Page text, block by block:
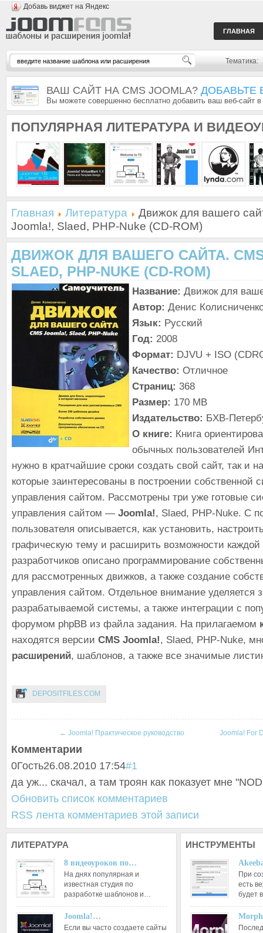
Добавь виджет на Яндекс
ГЛАВНАЯ
Тематика:
ВАШ САЙТ НА CMS JOOMLA? ДОБАВЬТЕ
Вы можете совершенно бесплатно добавить ваш веб-сайт
ПОПУЛЯРНАЯ ЛИТЕРАТУРА И
Главная Литература
Движок для вашего
Joomla!, Slaed, PHP-Nuke (CD-ROM)
ДВИЖОК ДЛЯ ВАШЕГО САЙТА. CMS
SLAED, PHP-NUKE (CD-ROM)
Название: Движок для
Автор: Денис
Язык: Русский
Год: 2008
Формат: DJVU + ISO
Качество: Отличное
Страниц: 368
Размер: 170 MB
Издательство: БХВ-
О книге: Книга
обычных пользователей
нужно в кратчайшие сроки создать свой сайт, так и
которые заинтересованы в построении собственной
управления сайтом. Рассмотрены три уже готовые
управления сайтом — Joomla!, Slaed, PHP-Nuke. С
пользователя описывается, как установить,
графическую тему и расширить возможности
разработчиков описано программирование
для рассмотренных движков, а также создание
управления сайтом. Отдельное внимание уделяется
разрабатываемой системы, а также интеграции с
форумом phpBB из файла задания. На прилагаемом
находятся версии CMS Joomla!, Slaed, PHP-Nuke,
расширений, шаблонов, а также все значимые
DEPOSITFILES.COM
← Joomla! Практическое руководство Joomla! For
Комментарии
0Гость26.08.2010 17:54#1
да уж... скачал, а там троян как показует мне
Обновить список комментариев
RSS лента комментариев этой записи
ЛИТЕРАТУРА
8 видеоуроков по…
На днях популярная и
известная студия по
разработке шаблонов и…
Joomla!…
Если вы часто создаете сайты
ИНСТРУМЕНТЫ
При
есть
будет